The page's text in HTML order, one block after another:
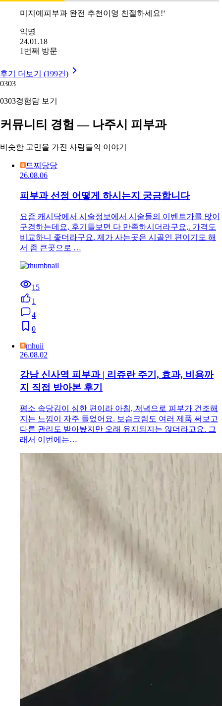
미지예피부과 완전 추천이영 친절하세요!‘
익명
24.01.18
1번째 방문
후기 더보기 (199건)
0303
0303경험담 보기
커뮤니티 경험 — 나주시 피부과
비슷한 고민을 가진 사람들의 이야기
므찌당당
26.08.06
피부과 선정 어떻게 하시는지 궁금합니다
요즘 캐시닥에서 시술정보에서 시술들의 이벤트가를 많이
구경하는데요, 후기들보면 다 만족하시더라구요,. 가격도
비교하니 좋더라구요. 제가 사는곳은 시골인 편이기도 해
서 좀 큰곳으로 …
15
1
4
0
mhuii
26.08.02
강남 신사역 피부과 | 리쥬란 주기, 효과, 비용까
지 직접 받아본 후기
평소 속당김이 심한 편이라 아침, 저녁으로 피부가 건조해
지는 느낌이 자주 들었어요. 보습크림도 여러 제품 써보고
다른 관리도 받아봤지만 오래 유지되지는 않더라고요. 그
래서 이번에는…